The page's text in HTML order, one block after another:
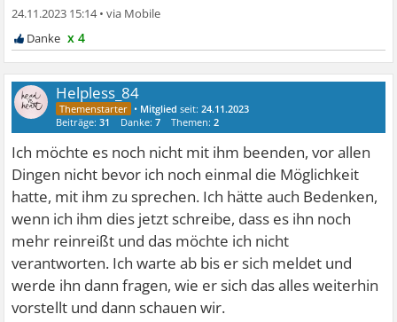
24.11.2023 15:14•
x 4
Helpless_84
• Mitglied seit:24.11.2023
Beiträge:31 Danke:7 Themen:2
Ich möchte es noch nicht mit ihm beenden, vor allen
Dingen nicht bevor ich noch einmal die Möglichkeit
hatte, mit ihm zu sprechen. Ich hätte auch Bedenken,
wenn ich ihm dies jetzt schreibe, dass es ihn noch
mehr reinreißt und das möchte ich nicht
verantworten. Ich warte ab bis er sich meldet und
werde ihn dann fragen, wie er sich das alles weiterhin
vorstellt und dann schauen wir.